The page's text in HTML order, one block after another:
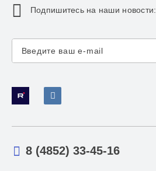
Подпишитесь на наши новости:
8 (4852) 33-45-16